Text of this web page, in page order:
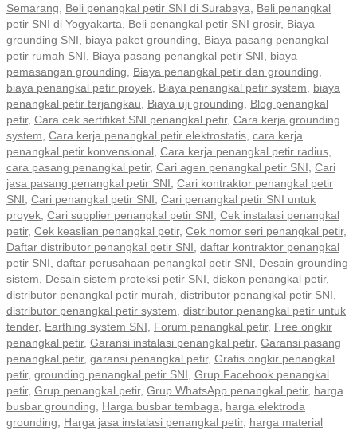
Semarang, Beli penangkal petir SNI di Surabaya, Beli penangkal
petir SNI di Yogyakarta, Beli penangkal petir SNI grosir, Biaya
grounding SNI, biaya paket grounding, Biaya pasang penangkal
petir rumah SNI, Biaya pasang penangkal petir SNI, biaya
pemasangan grounding, Biaya penangkal petir dan grounding,
biaya penangkal petir proyek, Biaya penangkal petir system, biaya
penangkal petir terjangkau, Biaya uji grounding, Blog penangkal
petir, Cara cek sertifikat SNI penangkal petir, Cara kerja grounding
system, Cara kerja penangkal petir elektrostatis, cara kerja
penangkal petir konvensional, Cara kerja penangkal petir radius,
cara pasang penangkal petir, Cari agen penangkal petir SNI, Cari
jasa pasang penangkal petir SNI, Cari kontraktor penangkal petir
SNI, Cari penangkal petir SNI, Cari penangkal petir SNI untuk
proyek, Cari supplier penangkal petir SNI, Cek instalasi penangkal
petir, Cek keaslian penangkal petir, Cek nomor seri penangkal petir,
Daftar distributor penangkal petir SNI, daftar kontraktor penangkal
petir SNI, daftar perusahaan penangkal petir SNI, Desain grounding
sistem, Desain sistem proteksi petir SNI, diskon penangkal petir,
distributor penangkal petir murah, distributor penangkal petir SNI,
distributor penangkal petir system, distributor penangkal petir untuk
tender, Earthing system SNI, Forum penangkal petir, Free ongkir
penangkal petir, Garansi instalasi penangkal petir, Garansi pasang
penangkal petir, garansi penangkal petir, Gratis ongkir penangkal
petir, grounding penangkal petir SNI, Grup Facebook penangkal
petir, Grup penangkal petir, Grup WhatsApp penangkal petir, harga
busbar grounding, Harga busbar tembaga, harga elektroda
grounding, Harga jasa instalasi penangkal petir, harga material